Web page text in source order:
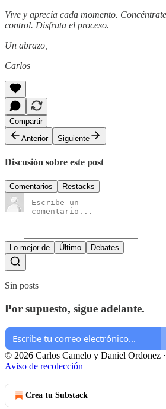
Vive y aprecia cada momento.
control. Disfruta el proceso.
Un abrazo,
Carlos
Compartir
Anterior
Siguiente
Discusión sobre este post
Comentarios Restacks
Lo mejor de Último Debates
Sin posts
Por supuesto, sigue adelante.
© 2026 Carlos Camelo y Daniel Ordonez ·
Aviso de recolección
Crea tu Substack